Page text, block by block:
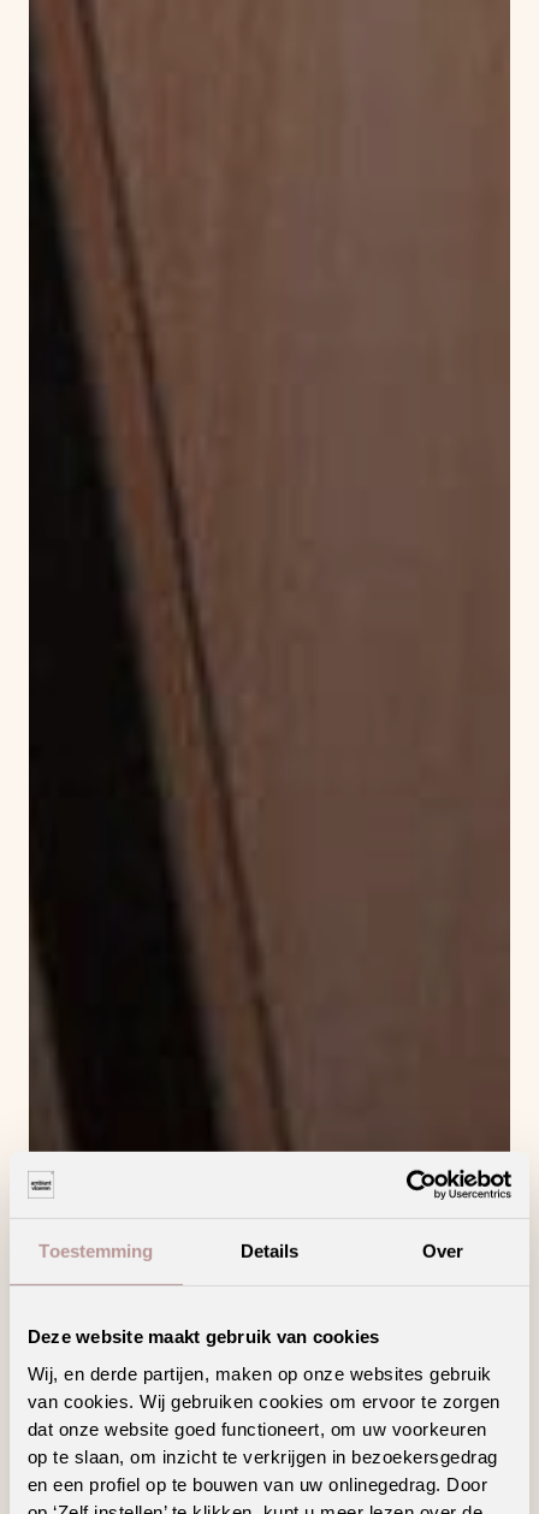
Toestemming Details Over
Deze website maakt gebruik van cookies
Wij, en derde partijen, maken op onze websites gebruik
van cookies. Wij gebruiken cookies om ervoor te zorgen
dat onze website goed functioneert, om uw voorkeuren
op te slaan, om inzicht te verkrijgen in bezoekersgedrag
en een profiel op te bouwen van uw onlinegedrag. Door